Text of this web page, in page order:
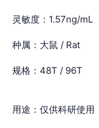
灵敏度：1.57ng/mL
种属：大鼠 / Rat
规格：48T / 96T
用途：仅供科研使用